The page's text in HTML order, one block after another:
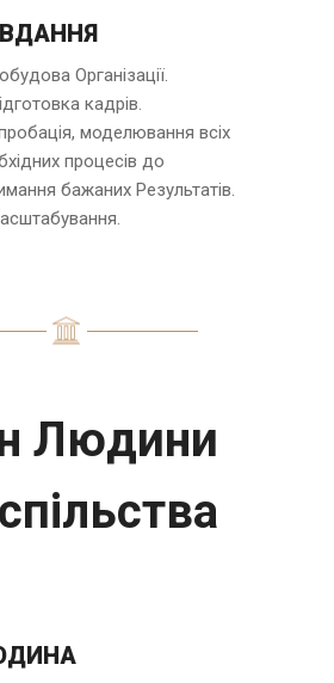
Організації.
кадрів.
моделювання всіх
процесів до
бажаних Результатів.
Людини